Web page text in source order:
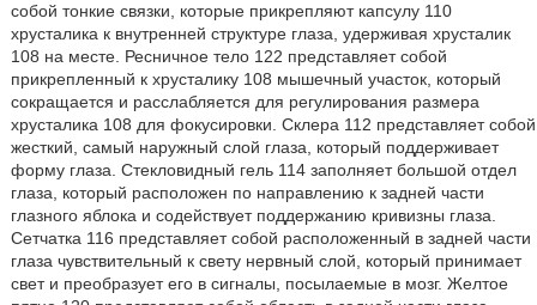
собой тонкие связки, которые прикрепляют капсулу 110
хрусталика к внутренней структуре глаза, удерживая хрусталик
108 на месте. Ресничное тело 122 представляет собой
прикрепленный к хрусталику 108 мышечный участок, который
сокращается и расслабляется для регулирования размера
хрусталика 108 для фокусировки. Склера 112 представляет собой
жесткий, самый наружный слой глаза, который поддерживает
форму глаза. Стекловидный гель 114 заполняет большой отдел
глаза, который расположен по направлению к задней части
глазного яблока и содействует поддержанию кривизны глаза.
Сетчатка 116 представляет собой расположенный в задней части
глаза чувствительный к свету нервный слой, который принимает
свет и преобразует его в сигналы, посылаемые в мозг. Желтое